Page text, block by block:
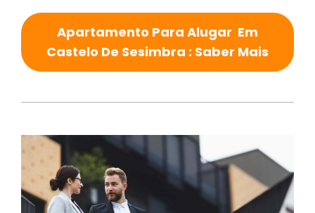
Apartamento Para Alugar Em
Castelo De Sesimbra : Saber Mais